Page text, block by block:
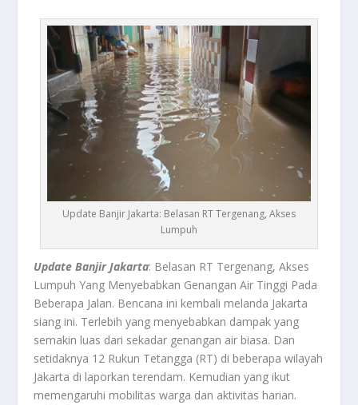
Update Banjir Jakarta: Belasan RT Tergenang, Akses
Lumpuh
Update Banjir Jakarta: Belasan RT Tergenang, Akses
Lumpuh Yang Menyebabkan Genangan Air Tinggi Pada
Beberapa Jalan. Bencana ini kembali melanda Jakarta
siang ini. Terlebih yang menyebabkan dampak yang
semakin luas dari sekadar genangan air biasa. Dan
setidaknya 12 Rukun Tetangga (RT) di beberapa wilayah
Jakarta di laporkan terendam. Kemudian yang ikut
memengaruhi mobilitas warga dan aktivitas harian.